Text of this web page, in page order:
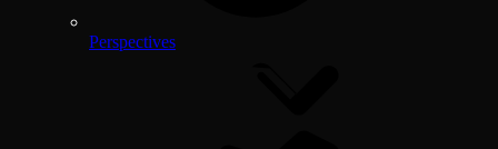
Perspectives